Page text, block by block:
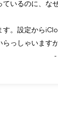
いるのに、な
。設定から
っしゃいます
-